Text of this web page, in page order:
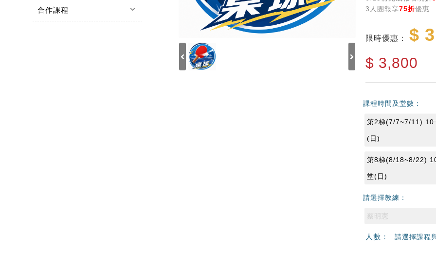
合作課程 keyboard_arrow_down
3人團報享75折優惠
限時優惠：$
$ 3,800
課程時間及堂數：
第2梯(7/7~7/11)
(日)
第8梯(8/18~8/22)
堂(日)
請選擇教練：
蔡明憲
人數： 請選擇課程